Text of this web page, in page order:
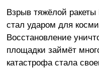
Взрыв тяжёлой ракеты
стал ударом для
Восстановление
площадки займёт
катастрофа стала